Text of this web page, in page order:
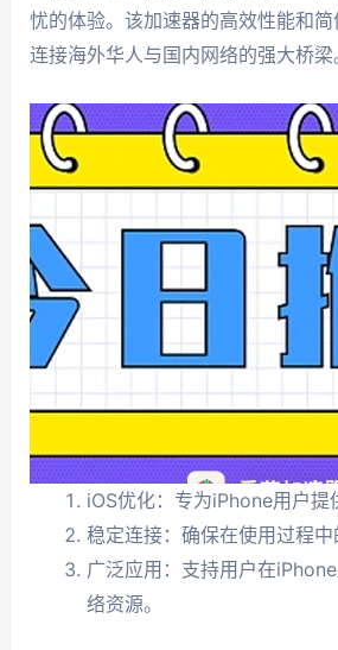
忧的体验。该加速器的高效性能和
连接海外华人与国内网络的强大桥梁
iOS优化：专为iPhone用户提
稳定连接：确保在使用过程中
广泛应用：支持用户在
络资源。